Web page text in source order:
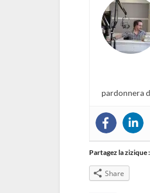
pardonnera
Partagez la zizique :
Share